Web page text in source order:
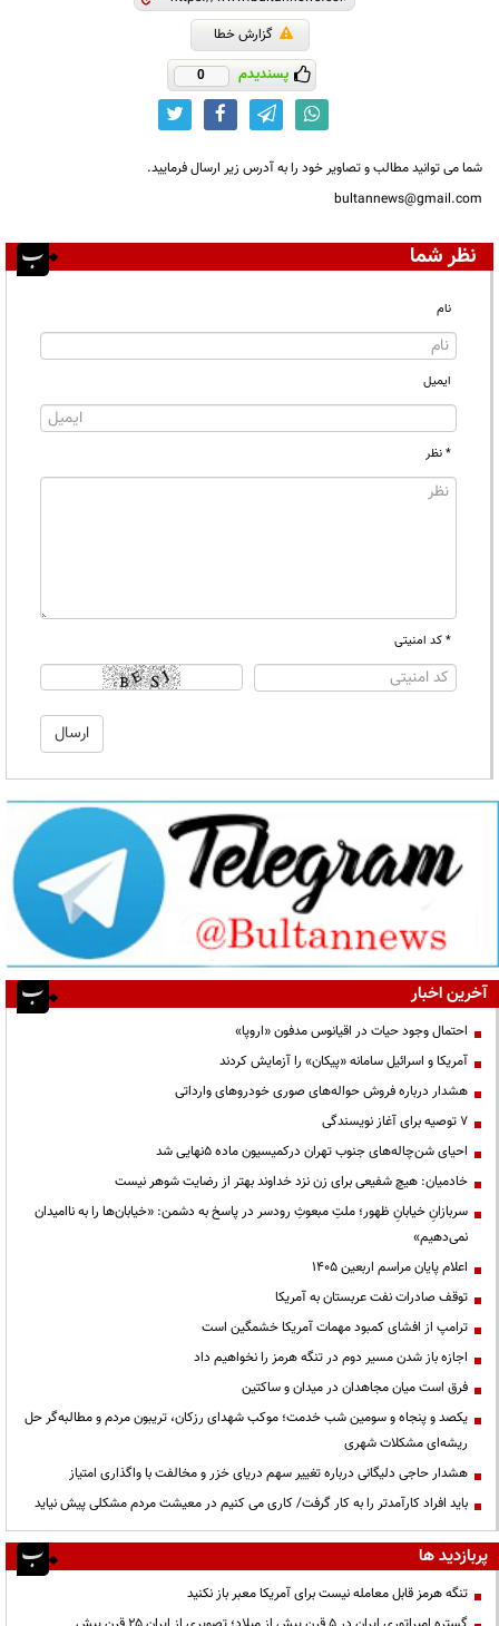
گزارش خطا
پسندیدم 0
شما می توانید مطالب و تصاویر خود را به آدرس زیر ارسال فرمایید.
bultannews@gmail.com
نظر شما
نام
ایمیل
* نظر
* کد امنیتی
آخرین اخبار
احتمال وجود حیات در اقیانوس مدفون «اروپا»
آمریکا و اسرائیل سامانه «پیکان» را آزمایش کردند
هشدار درباره فروش حواله‌های صوری خودروهای وارداتی
۷ توصیه برای آغاز نویسندگی
احیای شن‌چاله‌های جنوب تهران درکمیسیون ماده ۵نهایی شد
خادمیان: هیچ شفیعی برای زن نزد خداوند بهتر از رضایت شوهر نیست
سربازانِ خیابانِ ظهور؛ ملتِ مبعوثِ رودسر در پاسخ به دشمن: «خیابان‌ها را به ناامیدان
نمی‌دهیم»
اعلام پایان مراسم اربعین ۱۴۰۵
توقف صادرات نفت عربستان به آمریکا
ترامپ از افشای کمبود مهمات آمریکا خشمگین است
اجازه باز شدن مسیر دوم در تنگه هرمز را نخواهیم داد
فرق است میان مجاهدان در میدان و ساکتین
یکصد و پنجاه و سومین شب خدمت؛ موکب شهدای رزکان، تریبون مردم و مطالبه‌گر حل
ریشه‌ای مشکلات شهری
هشدار حاجی دلیگانی درباره تغییر سهم دریای خزر و مخالفت با واگذاری امتیاز
باید افراد کارآمدتر را به کار گرفت/ کاری می کنیم در معیشت مردم مشکلی پیش نیاید
پربازدید ها
تنگه هرمز قابل معامله نیست برای آمریکا معبر باز نکنید